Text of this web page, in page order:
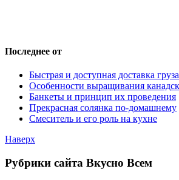
Последнее от
Быстрая и доступная доставка груза
Особенности выращивания
Банкеты и принцип их проведения
Прекрасная солянка по-домашнему
Смеситель и его роль на кухне
Наверх
Рубрики сайта Вкусно Всем